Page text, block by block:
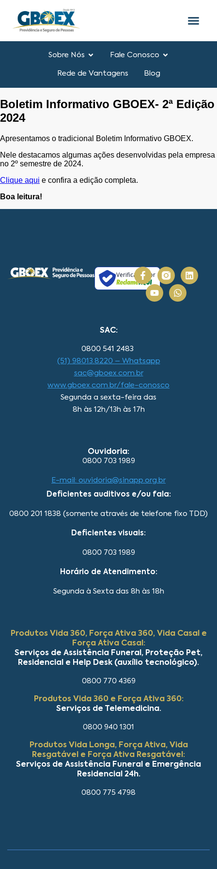
conteúdo
Sobre Nós Fale Conosco
Rede de Vantagens Blog
Boletim Informativo GBOEX- 2ª Edição
2024
Apresentamos o tradicional Boletim Informativo GBOEX.
Nele destacamos algumas ações desenvolvidas pela empresa
no 2º semestre de 2024.
Clique aqui e confira a edição completa.
Boa leitura!
Verificada por
SAC:
0800 541 2483
(51) 98013.8220 – Whatsapp
sac@gboex.com.br
www.gboex.com.br/fale-conosco
Segunda a sexta-feira das
8h às 12h/13h às 17h
Ouvidoria:
0800 703 1989
E-mail: ouvidoria@sinapp.org.br
Deficientes auditivos e/ou fala:
0800 201 1838 (somente através de telefone fixo TDD)
Deficientes visuais:
0800 703 1989
Horário de Atendimento:
Segunda à Sexta das 8h às 18h
Produtos Vida 360, Força Ativa 360, Vida Casal e
Força Ativa Casal:
Serviços de Assistência Funeral, Proteção Pet,
Residencial e Help Desk (auxílio tecnológico).
0800 770 4369
Produtos Vida 360 e Força Ativa 360:
Serviços de Telemedicina.
0800 940 1301
Produtos Vida Longa, Força Ativa, Vida
Resgatável e Força Ativa Resgatável:
Serviços de Assistência Funeral e Emergência
Residencial 24h.
0800 775 4798